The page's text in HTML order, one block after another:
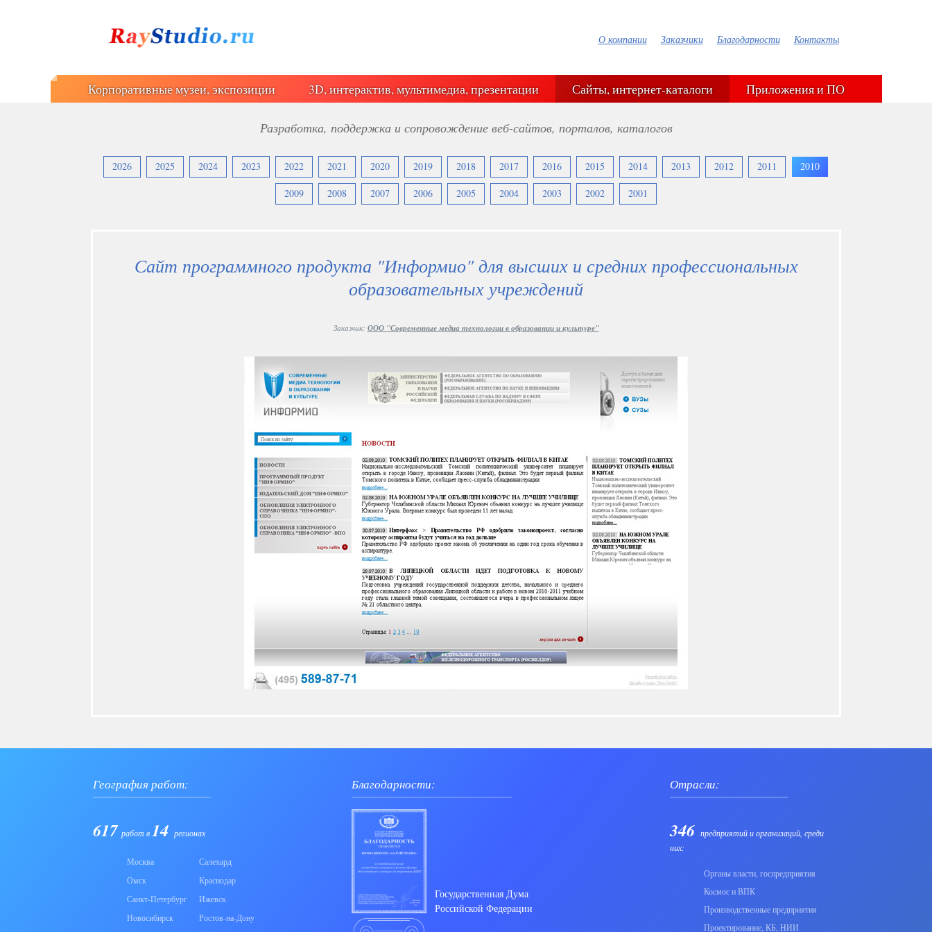
О компании Заказчики Благодарности Контакты
Корпоративные музеи, экспозиции 3D, интерактив, мультимедиа, презентации Сайты, интернет-каталоги Приложения и ПО
Разработка, поддержка и сопровождение веб-сайтов, порталов, каталогов
2026 2025 2024 2023 2022 2021 2020 2019 2018 2017 2016 2015 2014 2013 2012 2011 2010
2009 2008 2007 2006 2005 2004 2003 2002 2001
Сайт программного продукта "Информио" для высших и средних профессиональных
образовательных учреждений
Заказчик: ООО "Современные медиа технологии в образовании и культуре"
География работ:
617 работ в 14 регионах
Москва
Омск
Санкт-Петербург
Новосибирск
Салехард
Краснодар
Ижевск
Ростов-на-Дону
Благодарности:
Государственная Дума
Российской Федерации
Отрасли:
346 предприятий и организаций, среди
них:
Органы власти, госпредприятия
Коcмос и ВПК
Производственные предприятия
Проектирование, КБ, НИИ